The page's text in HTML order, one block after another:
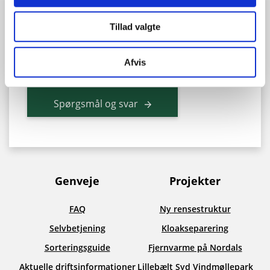
Tillad valgte
Afvis
9:00 - 14:00
Vores telefoner er åbne fra klokken 10.00.
Gå til selvbetjening
Spørgsmål og svar
Genveje
FAQ
Selvbetjening
Sorteringsguide
Aktuelle driftsinformationer
Projekter
Ny rensestruktur
Kloakseparering
Fjernvarme på Nordals
Lillebælt Syd Vindmøllepark